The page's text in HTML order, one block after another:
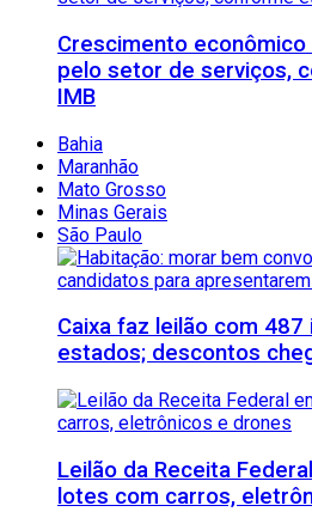
Crescimento
pelo setor de serviços,
IMB
Bahia
Maranhão
Mato Grosso
Minas Gerais
São Paulo
Caixa faz leilão com
estados; descontos
Leilão da Receita
lotes com carros,